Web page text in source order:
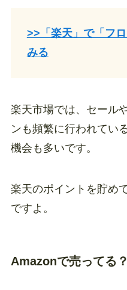
>>「楽天」で「フ
みる
楽天市場では、セール
ンも頻繁に行われてい
機会も多いです。
楽天のポイントを貯め
ですよ。
Amazonで売ってる？